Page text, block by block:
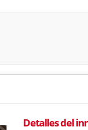
Detalles del